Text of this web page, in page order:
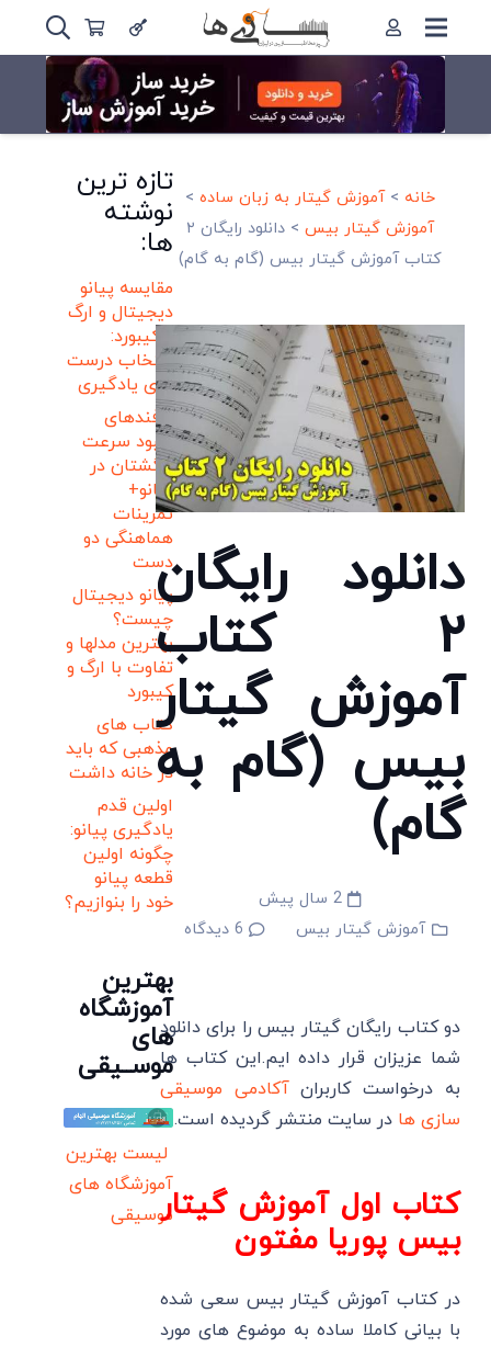
خانه >آموزش گیتار به زبان ساده >
آموزش گیتار بیس >
دانلود رایگان ۲
کتاب آموزش گیتار بیس (گام به گام)
دانلود رایگان
۲ کتاب
آموزش گیتار
بیس (گام به
گام)
2 سال پیش
آموزش گیتار بیس
6 دیدگاه
دو کتاب رایگان گیتار بیس را برای دانلود
شما عزیزان قرار داده ایم.این کتاب ها
به درخواست کاربرانآکادمی موسیقی
سازی ها در سایت منتشر گردیده است.
کتاب اول آموزش گیتار
بیس پوریا مفتون
در کتاب آموزش گیتار بیس سعی شده
با بیانی کاملا ساده به موضوع های مورد
تازه ترین
نوشته
ها:
مقایسه پیانو
دیجیتال و ارگ
و کیبورد:
انتخاب درست
برای یادگیری
ترفندهای
بهبود سرعت
انگشتان در
پیانو+
تمرینات
هماهنگی دو
دست
پیانو دیجیتال
چیست؟
بهترین مدلها و
تفاوت با ارگ و
کیبورد
کتاب های
مذهبی که باید
در خانه داشت
اولین قدم
یادگیری پیانو:
چگونه اولین
قطعه پیانو
خود را بنوازیم؟
بهترین
آموزشگاه
های
موســیقی
لیست بهترین
آموزشگاه های
موسیقی
کتاب نت
آموزش
کامل و